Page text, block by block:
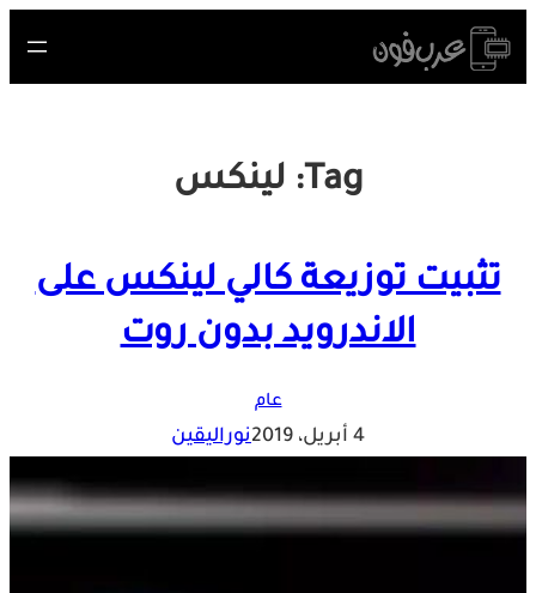
Skip
to
Tag: لينكس
تثبيت توزيعة كالي لينكس على
الاندرويد بدون روت
عام
4 أبريل، 2019 نوراليقين